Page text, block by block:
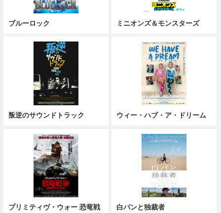
ブルーロック ミニオンズ＆モンスターズ
叛逆のサウンドトラック ウィー・ハブ・ア・ドリーム
プリミティヴ・ウォー 恐竜戦
白パンと独裁者